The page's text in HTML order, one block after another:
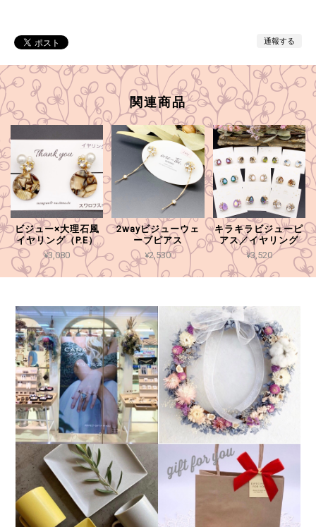
通報する
関連商品
ビジュー×大理石風
イヤリング（P.E）
¥3,080
2wayビジューウェ
ーブピアス
¥2,530
キラキラビジューピ
アス／イヤリング
¥3,520